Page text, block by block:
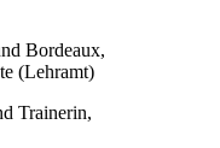
Bordeaux,
(Lehramt)
Trainerin,